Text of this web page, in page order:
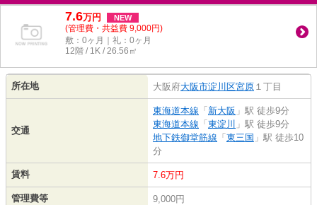
7.6万円 NEW
(管理費・共益費 9,000円)
敷：0ヶ月｜礼：0ヶ月
12階 / 1K / 26.56㎡
所在地 大阪府大阪市淀川区宮原 １丁目
交通
東海道本線 「 新大阪 」駅 徒歩9分
東海道本線 「 東淀川 」駅 徒歩9分
地下鉄御堂筋線 「 東三国 」駅 徒歩10
分
賃料 7.6万円
管理費等 9,000円